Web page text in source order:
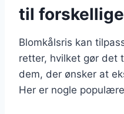
til
Blomkålsris kan
retter, hvilket gør det
dem, der ønsker at
Her er nogle